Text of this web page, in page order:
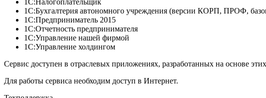
1С:Налогоплательщик
1С:Бухгалтерия автономного учреждения (версии КОРП, ПРОФ,
1С:Предприниматель 2015
1С:Отчетность предпринимателя
1С:Управление нашей фирмой
1С:Управление холдингом
Сервис доступен в отраслевых приложениях, разработанных на основе
Для работы сервиса необходим доступ в Интернет.